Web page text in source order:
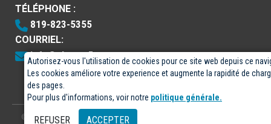
Autorisez-vous l'utilisation de cookies pour ce site web depuis ce
Les cookies améliore votre experience et augmente la rapidité de
des pages.
Pour plus d'informations, voir notre politique générale.
REFUSER ACCEPTER
© 2026- Électro-5 inc.
TÉLÉPHONE :
819-823-5355
COURRIEL:
info@electro5.com